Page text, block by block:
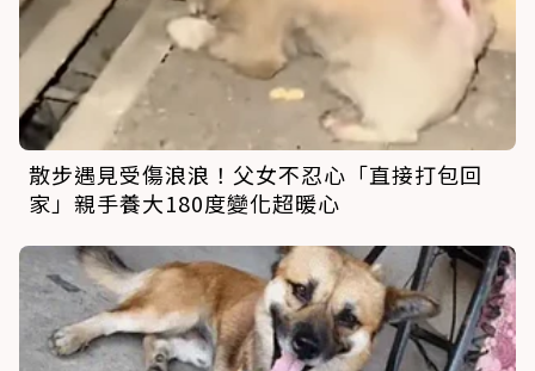
散步遇見受傷浪浪！父女不忍心「直接打包回
家」親手養大180度變化超暖心